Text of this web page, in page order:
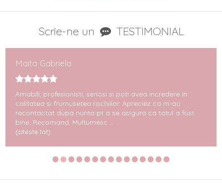
Scrie-ne un TESTIMONIAL
Maita Gabriela
Amabili, profesionisti, seriosi si poti avea incredere in
calitatea si frumusetea rochiilor. Apreciez ca m-au
recontactat dupa nunta pt a se asigura ca totul a fost
bine. Recomand. Multumesc ...
(citeste tot)